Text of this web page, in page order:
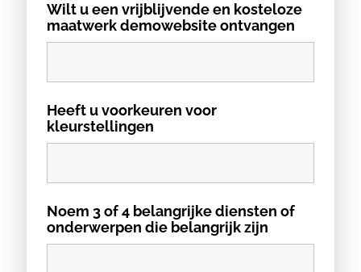
Wilt u een vrijblijvende en kosteloze
maatwerk demowebsite ontvangen
Heeft u voorkeuren voor
kleurstellingen
Noem 3 of 4 belangrijke diensten of
onderwerpen die belangrijk zijn